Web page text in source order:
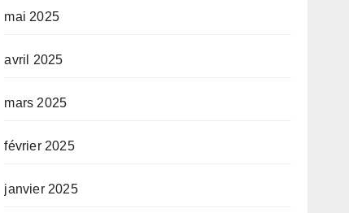
mai 2025
avril 2025
mars 2025
février 2025
janvier 2025